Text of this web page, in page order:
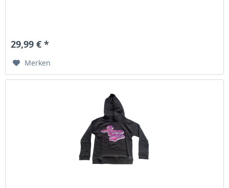
29,99 € *
Merken